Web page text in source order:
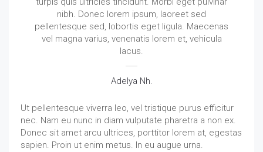
nibh. Donec lorem ipsum, laoreet sed
pellentesque sed, lobortis eget ligula. Maecenas
vel magna varius, venenatis lorem et, vehicula
lacus.
Adelya Nh.
Ut pellentesque viverra leo, vel tristique purus efficitur
nec. Nam eu nunc in diam vulputate pharetra a non ex.
Donec sit amet arcu ultrices, porttitor lorem at, egestas
sapien. Proin ut enim metus. In eu augue urna.